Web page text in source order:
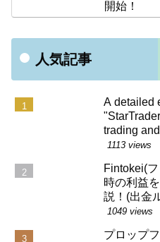
開始！
人気記事
A detailed
trading
1113 views
Fintokei(
時の利益
説！(出金
1049 views
プロップ